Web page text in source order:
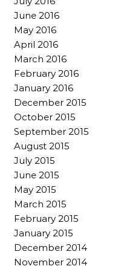
June 2016
May 2016
April 2016
March 2016
February 2016
January 2016
December 2015
October 2015
September 2015
August 2015
July 2015
June 2015
May 2015
March 2015
February 2015
January 2015
December 2014
November 2014